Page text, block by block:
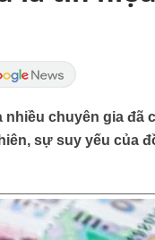
nhiều chuyên gia đã
sự suy yếu của